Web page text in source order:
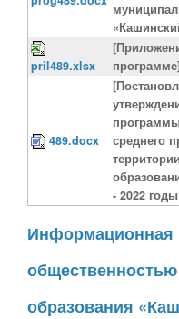
pril489.xlsx
489.docx
среднего
- 2022
Информационная
образования